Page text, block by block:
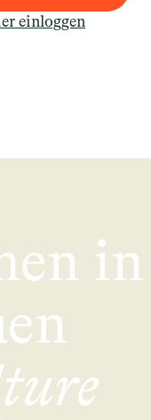
einloggen
in